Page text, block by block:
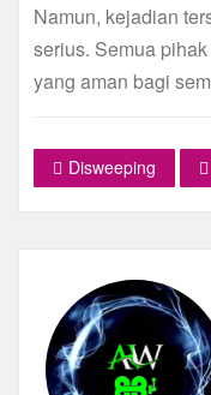
Namun, kejadian
serius. Semua
yang aman bagi
Disweeping